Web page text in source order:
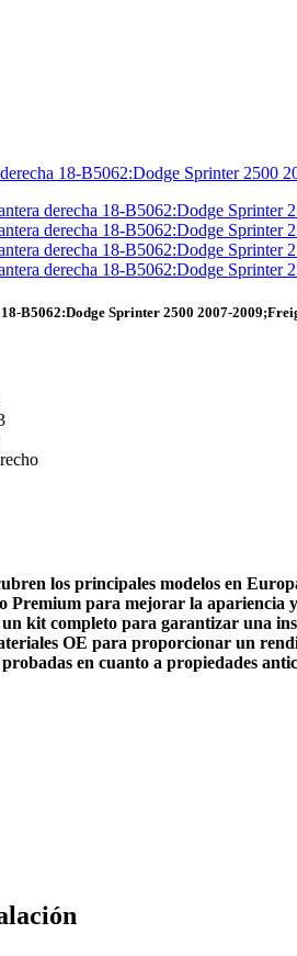
B5062:Dodge Sprinter 2500 2007-
los principales modelos en
para mejorar la apariencia
kit completo para garantizar una
OE para proporcionar un
en cuanto a propiedades